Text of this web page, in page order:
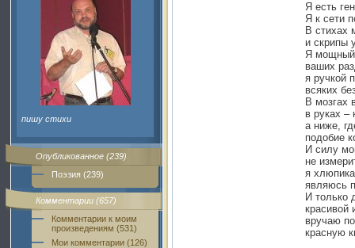
пишу стихи
Опубликованное (239)
Поэзия (239)
Комментарии (657)
Комментарии к моим
произведениям (531)
Мои комментарии (126)
Я есть
Я к сети
В стихах
и скрипы
Я мощный
ваших
я ручкой
всяких
В мозгах
в руках –
а ниже,
подобие
И силу
не
я
являюсь
И только
красивой
вручаю
красную